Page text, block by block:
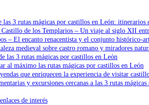
3 rutas mágicas por castillos en León: itinerarios
de los Templarios – Un viaje al siglo XII
– El encanto renacentista y el conjunto histórico-
medieval sobre castro romano y miradores
las 3 rutas mágicas por castillos en León
al máximo las rutas mágicas por castillos en León
que enriquecen la experiencia de visitar
y excursiones cercanas a las 3 rutas
de interés